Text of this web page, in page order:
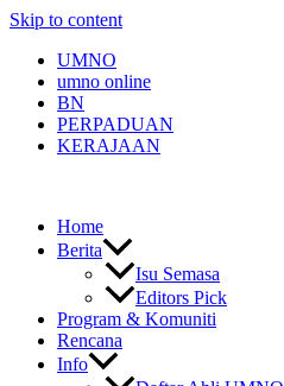
Skip to content
UMNO
umno online
BN
PERPADUAN
KERAJAAN
Home
Berita
Isu Semasa
Editors Pick
Program & Komuniti
Rencana
Info